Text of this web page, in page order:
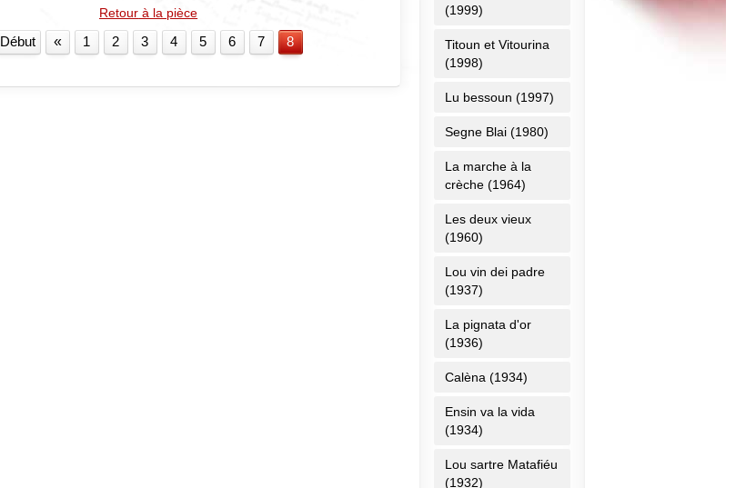
Retour à la pièce
Début « 1 2 3 4 5 6 7 8
(1999)
Titoun et Vitourina
(1998)
Lu bessoun (1997)
Segne Blai (1980)
La marche à la
crèche (1964)
Les deux vieux
(1960)
Lou vin dei padre
(1937)
La pignata d'or
(1936)
Calèna (1934)
Ensin va la vida
(1934)
Lou sartre Matafiéu
(1932)